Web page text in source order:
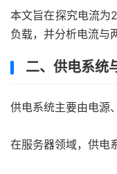
本文旨在探究电流为
负载，并分析电流与
二、供电系统
供电系统主要由电源
在服务器领域，供电